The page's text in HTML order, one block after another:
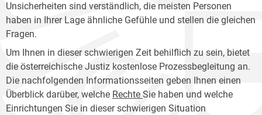
Unsicherheiten sind verständlich, die meisten Personen
haben in Ihrer Lage ähnliche Gefühle und stellen die gleichen
Fragen.
Um Ihnen in dieser schwierigen Zeit behilflich zu sein, bietet
die österreichische Justiz kostenlose Prozessbegleitung an.
Die nachfolgenden Informationsseiten geben Ihnen einen
Überblick darüber, welche Rechte Sie haben und welche
Einrichtungen Sie in dieser schwierigen Situation